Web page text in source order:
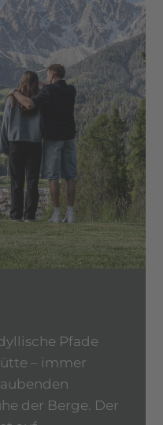
Pfade
– immer
der Berge. Der